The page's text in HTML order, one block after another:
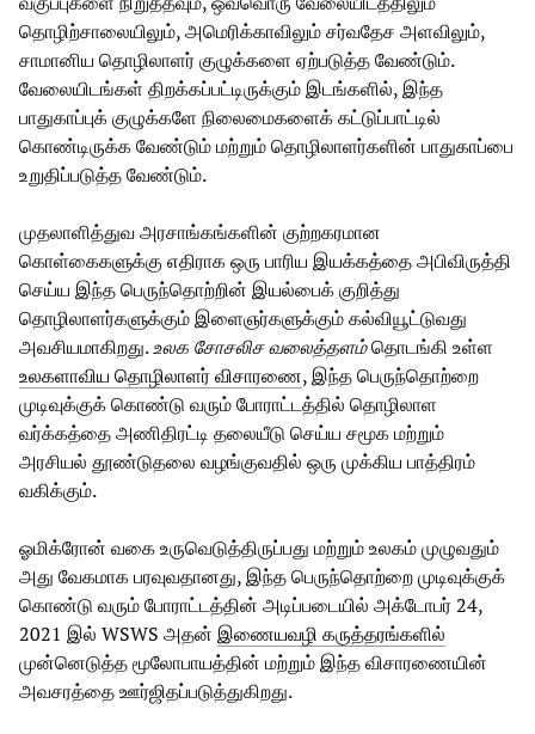
தொழிற்சாலையிலும், அமெரிக்காவிலும் சர்வதேச அளவிலும்,
சாமானிய தொழிலாளர் குழுக்களை ஏற்படுத்த வேண்டும்.
வேலையிடங்கள் திறக்கப்பட்டிருக்கும் இடங்களில், இந்த
பாதுகாப்புக் குழுக்களே நிலைமைகளைக் கட்டுப்பாட்டில்
கொண்டிருக்க வேண்டும் மற்றும் தொழிலாளர்களின் பாதுகாப்பை
உறுதிப்படுத்த வேண்டும்.
முதலாளித்துவ அரசாங்கங்களின் குற்றகரமான
கொள்கைகளுக்கு எதிராக ஒரு பாரிய இயக்கத்தை அபிவிருத்தி
செய்ய இந்த பெருந்தொற்றின் இயல்பைக் குறித்து
தொழிலாளர்களுக்கும் இளைஞர்களுக்கும் கல்வியூட்டுவது
அவசியமாகிறது.உலக சோசலிச வலைத்தளம்தொடங்கி உள்ள
உலகளாவிய தொழிலாளர் விசாரணை, இந்த பெருந்தொற்றை
முடிவுக்குக் கொண்டு வரும் போராட்டத்தில் தொழிலாள
வர்க்கத்தை அணிதிரட்டி தலையீடு செய்ய சமூக மற்றும்
அரசியல் தூண்டுதலை வழங்குவதில் ஒரு முக்கிய பாத்திரம்
வகிக்கும்.
ஓமிக்ரோன் வகை உருவெடுத்திருப்பது மற்றும் உலகம் முழுவதும்
அது வேகமாக பரவுவதானது, இந்த பெருந்தொற்றை முடிவுக்குக்
கொண்டு வரும் போராட்டத்தின் அடிப்படையில் அக்டோபர் 24,
2021 இல் WSWS அதன் இணையவழி கருத்தரங்களில்
முன்னெடுத்த மூலோபாயத்தின் மற்றும் இந்த விசாரணையின்
அவசரத்தை ஊர்ஜிதப்படுத்துகிறது.